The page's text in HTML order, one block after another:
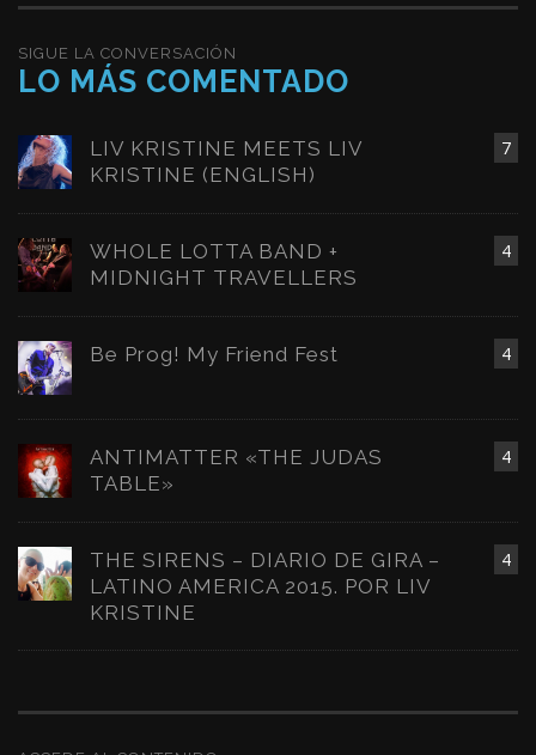
SIGUE LA CONVERSACIÓN
LO MÁS COMENTADO
7
LIV KRISTINE MEETS LIV
KRISTINE (ENGLISH)
4
WHOLE LOTTA BAND +
MIDNIGHT TRAVELLERS
4
Be Prog! My Friend Fest
4
ANTIMATTER «THE JUDAS
TABLE»
4
THE SIRENS – DIARIO DE GIRA –
LATINO AMERICA 2015. POR LIV
KRISTINE